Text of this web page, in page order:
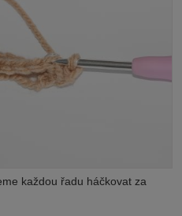
každou řadu háčkovat za